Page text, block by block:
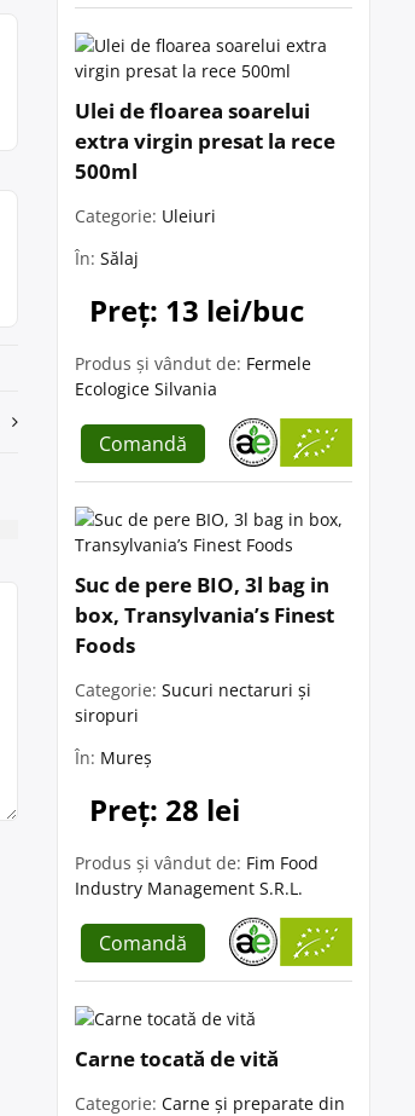
Ulei de floarea soarelui
extra virgin presat la rece
500ml
Categorie: Uleiuri
În: Sălaj
Preț: 13 lei/buc
Produs și vândut de: Fermele
Ecologice Silvania
Comandă
Suc de pere BIO, 3l bag in
box, Transylvania’s Finest
Foods
Categorie: Sucuri nectaruri și
siropuri
În: Mureș
Preț: 28 lei
Produs și vândut de: Fim Food
Industry Management S.R.L.
Comandă
Carne tocată de vită
Categorie: Carne și preparate din